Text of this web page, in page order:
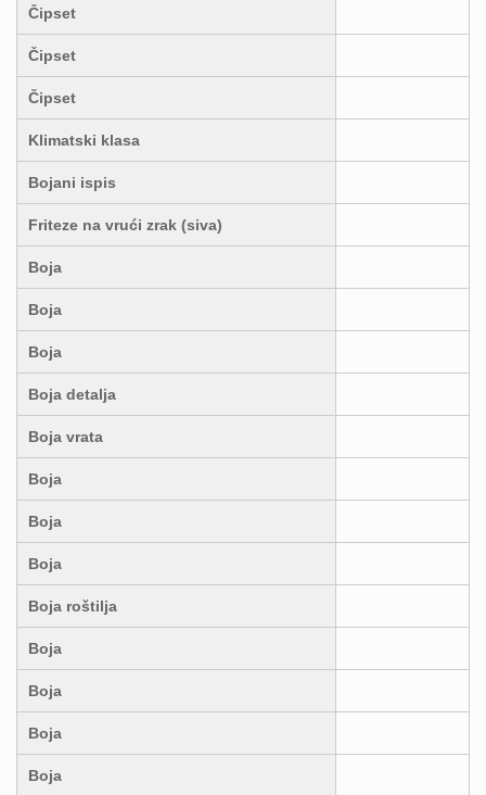
Čipset
Čipset
Čipset
Klimatski klasa
Bojani ispis
Friteze na vrući zrak (siva)
Boja
Boja
Boja
Boja detalja
Boja vrata
Boja
Boja
Boja
Boja roštilja
Boja
Boja
Boja
Boja